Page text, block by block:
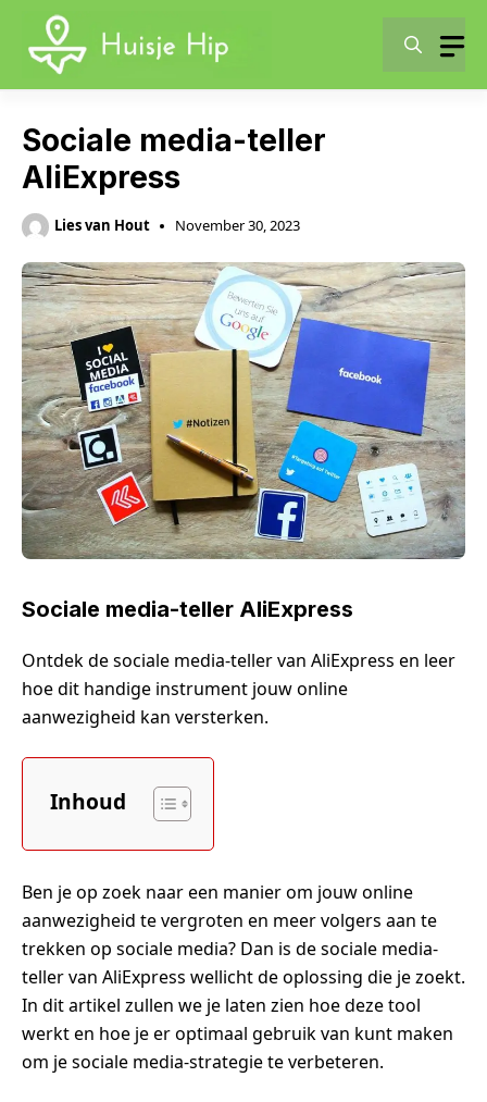
content
Sociale media-teller
AliExpress
Lies van Hout November 30, 2023
Sociale media-teller AliExpress
Ontdek de sociale media-teller van AliExpress en leer
hoe dit handige instrument jouw online
aanwezigheid kan versterken.
Inhoud
Ben je op zoek naar een manier om jouw online
aanwezigheid te vergroten en meer volgers aan te
trekken op sociale media? Dan is de sociale media-
teller van AliExpress wellicht de oplossing die je zoekt.
In dit artikel zullen we je laten zien hoe deze tool
werkt en hoe je er optimaal gebruik van kunt maken
om je sociale media-strategie te verbeteren.